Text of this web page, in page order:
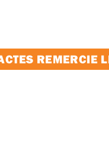
REMERCIE